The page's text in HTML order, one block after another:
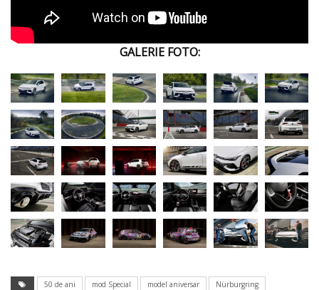
GALERIE FOTO:
50 de ani mod Special model aniversar
Nürburgring